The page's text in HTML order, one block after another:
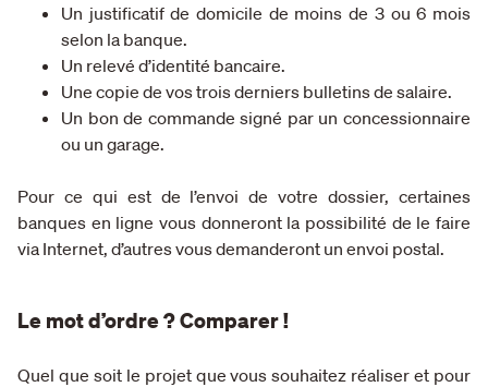
Un justificatif de domicile de moins de 3 ou 6 mois
selon la banque.
Un relevé d’identité bancaire.
Une copie de vos trois derniers bulletins de salaire.
Un bon de commande signé par un concessionnaire
ou un garage.
Pour ce qui est de l’envoi de votre dossier, certaines
banques en ligne vous donneront la possibilité de le faire
via Internet, d’autres vous demanderont un envoi postal.
Le mot d’ordre ? Comparer !
Quel que soit le projet que vous souhaitez réaliser et pour